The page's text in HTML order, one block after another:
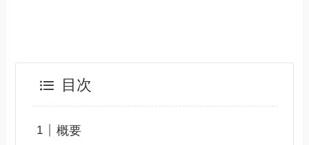
目次
概要